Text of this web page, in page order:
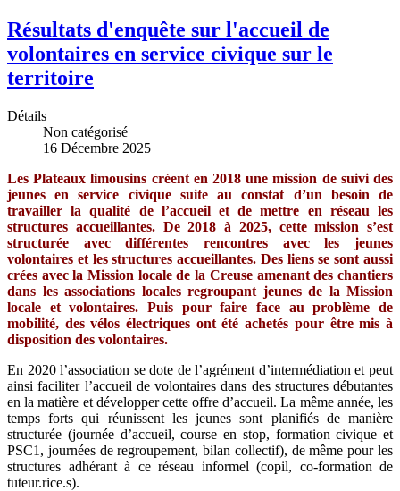
Résultats d'enquête sur l'accueil de
volontaires en service civique sur le
territoire
Détails
Non catégorisé
16 Décembre 2025
Les Plateaux limousins créent en 2018 une mission de suivi des
jeunes en service civique suite au constat d’un besoin de
travailler la qualité de l’accueil et de mettre en réseau les
structures accueillantes. De 2018 à 2025, cette mission s’est
structurée avec différentes rencontres avec les jeunes
volontaires et les structures accueillantes. Des liens se sont aussi
crées avec la Mission locale de la Creuse amenant des chantiers
dans les associations locales regroupant jeunes de la Mission
locale et volontaires. Puis pour faire face au problème de
mobilité, des vélos électriques ont été achetés pour être mis à
disposition des volontaires.
En 2020 l’association se dote de l’agrément d’intermédiation et peut
ainsi faciliter l’accueil de volontaires dans des structures débutantes
en la matière et développer cette offre d’accueil. La même année, les
temps forts qui réunissent les jeunes sont planifiés de manière
structurée (journée d’accueil, course en stop, formation civique et
PSC1, journées de regroupement, bilan collectif), de même pour les
structures adhérant à ce réseau informel (copil, co-formation de
tuteur.rice.s).